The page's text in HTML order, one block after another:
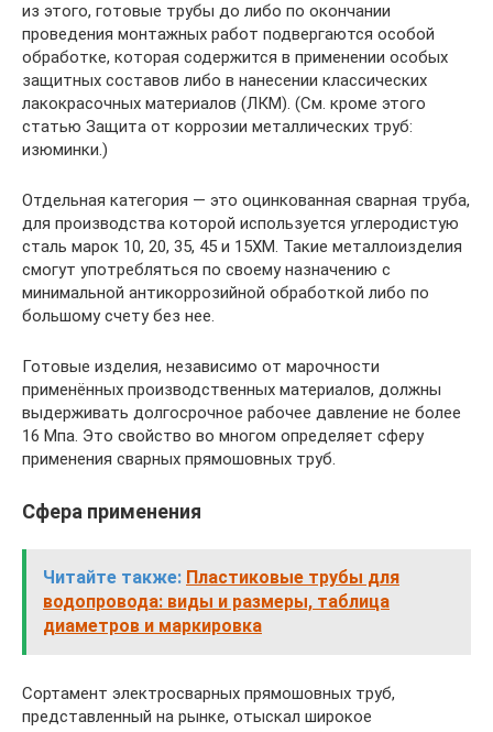
из этого, готовые трубы до либо по окончании
проведения монтажных работ подвергаются особой
обработке, которая содержится в применении особых
защитных составов либо в нанесении классических
лакокрасочных материалов (ЛКМ). (См. кроме этого
статью Защита от коррозии металлических труб:
изюминки.)
Отдельная категория — это оцинкованная сварная труба,
для производства которой используется углеродистую
сталь марок 10, 20, 35, 45 и 15ХМ. Такие металлоизделия
смогут употребляться по своему назначению с
минимальной антикоррозийной обработкой либо по
большому счету без нее.
Готовые изделия, независимо от марочности
применённых производственных материалов, должны
выдерживать долгосрочное рабочее давление не более
16 Мпа. Это свойство во многом определяет сферу
применения сварных прямошовных труб.
Сфера применения
Читайте также: Пластиковые трубы для
водопровода: виды и размеры, таблица
диаметров и маркировка
Сортамент электросварных прямошовных труб,
представленный на рынке, отыскал широкое